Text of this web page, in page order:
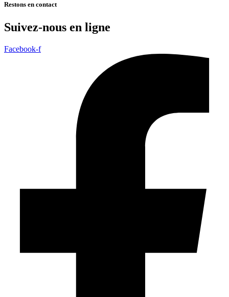
Restons en contact
Suivez-nous en ligne
Facebook-f